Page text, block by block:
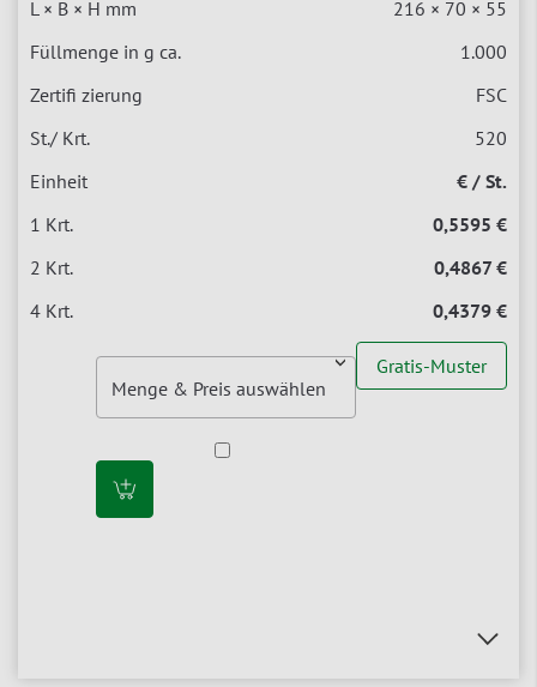
216 × 70 × 55
1.000
FSC
520
€ / St.
0,5595 €
0,4867 €
0,4379 €
Gratis-Muster